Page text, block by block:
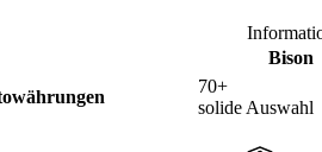
Bison
70+
solide Auswahl